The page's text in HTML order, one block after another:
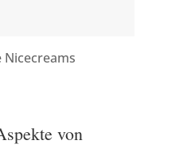
von